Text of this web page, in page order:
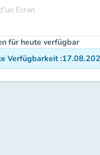
Ecran
für heute verfügbar
Verfügbarkeit: